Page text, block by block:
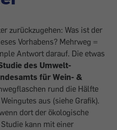
zurückzugehen: Was ist der
Vorhabens? Mehrweg =
Antwort darauf. Die etwas
des Umwelt­
für Wein- &
rund die Hälfte
aus (siehe Grafik).
dort der ökologische
kann mit einer